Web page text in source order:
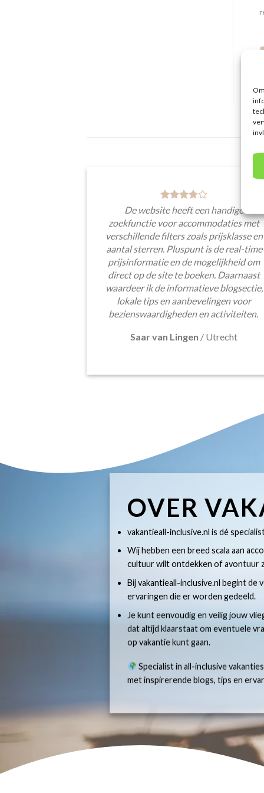
De website heeft een handige
zoekfunctie voor accommodaties met
verschillende filters zoals prijsklasse en
aantal sterren. Pluspunt is de real-time
prijsinformatie en de mogelijkheid om
direct op de site te boeken. Daarnaast
waardeer ik de informatieve blogsectie,
lokale tips en aanbevelingen voor
bezienswaardigheden en activiteiten.
Saar van Lingen / Utrecht
OVER
vakantieall-inclusive.nl is dé
Wij hebben een breed scala aan
cultuur wilt ontdekken of avontuur
Bij vakantieall-inclusive.nl begint
ervaringen die er worden gedeeld.
Je kunt eenvoudig en veilig jouw
dat altijd klaarstaat om eventuele
op vakantie kunt gaan.
Specialist in all-inclusive
met inspirerende blogs, tips en